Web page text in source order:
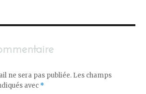
ne sera pas publiée. Les champs
avec *